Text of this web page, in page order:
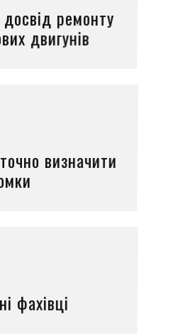
досвід ремонту
двигунів
визначити
фахівці